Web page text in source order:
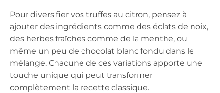
Pour diversifier vos truffes au citron, pensez à
ajouter des ingrédients comme des éclats de noix,
des herbes fraîches comme de la menthe, ou
même un peu de chocolat blanc fondu dans le
mélange. Chacune de ces variations apporte une
touche unique qui peut transformer
complètement la recette classique.